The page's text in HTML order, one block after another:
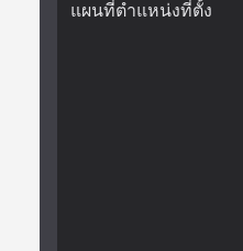
แผนที่ตำแหน่งที่ตั้ง